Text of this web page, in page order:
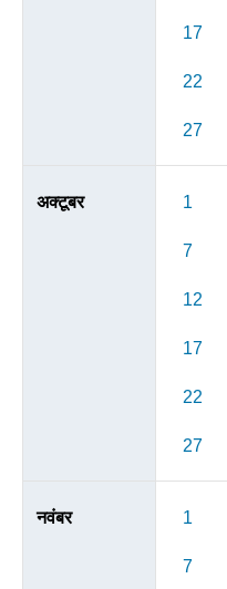
17
22
27
अक्टूबर 1
7
12
17
22
27
नवंबर 1
7